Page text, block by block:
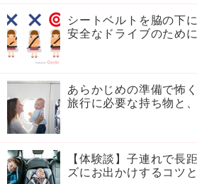
シートベルトを脇の下
安全なドライブのため
あらかじめの準備で怖
旅行に必要な持ち物と
【体験談】子連れで長
ズにお出かけするコツ